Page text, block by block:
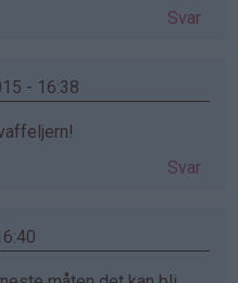
Svar
- 16:38
Svar